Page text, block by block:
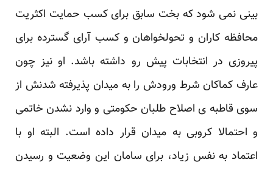
بینی نمی شود که بخت سابق برای کسب حمایت اکثریت
‏محافظه کاران و تحولخواهان و کسب آرای گسترده برای
پیروزی در انتخابات پیش رو داشته باشد. او نیز ‏چون
عارف کماکان شرط ورودش را به میدان پذیرفته شدنش از
سوی قاطبه ی اصلاح طلبان حکومتی و وارد ‏نشدن خاتمی
و احتمالا کروبی به میدان قرار داده است. البته او با
اعتماد به نفس زیاد، برای سامان این ‏وضعیت و رسیدن